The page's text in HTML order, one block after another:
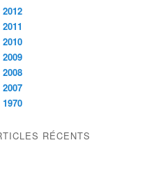
2012
2011
2010
2009
2008
2007
1970
RÉCENTS